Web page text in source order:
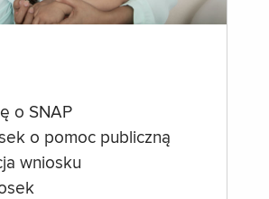
o SNAP
o pomoc publiczną
wniosku